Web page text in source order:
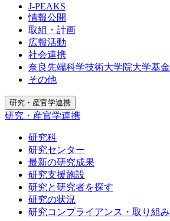
J-PEAKS
情報公開
取組・計画
広報活動
社会連携
奈良先端科学技術大学院大学基金
その他
研究・産官学連携
研究・産官学連携
研究科
研究センター
最新の研究成果
研究支援施設
研究と研究者を探す
研究の状況
研究コンプライアンス・取り組み